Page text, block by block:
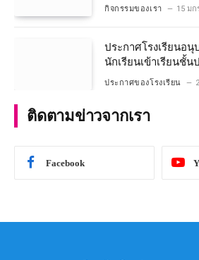
อนุบาลปีที่ ๒ ประจำ
กิจกรรมของเรา 15 มก
ประกาศโรงเรียนอนุบาลสระ
นักเรียนเข้าเรียนชั้
โครงการห้องเรียนพิ
ประกาศของโรงเรียน
ติดตามข่าวจากเรา
Facebook